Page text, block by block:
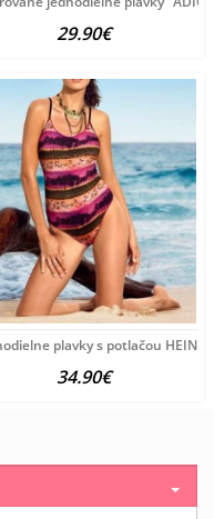
29.90€
plavky s potlačou
34.90€